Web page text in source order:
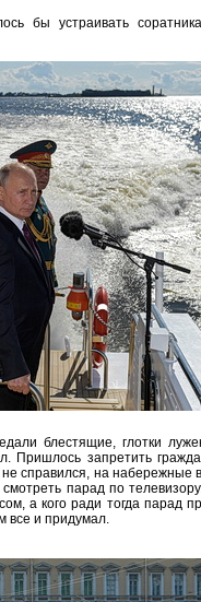
бы устраивать
блестящие, глотки
Пришлось запретить
справился, на
парад по
а кого ради тогда парад
все и придумал.